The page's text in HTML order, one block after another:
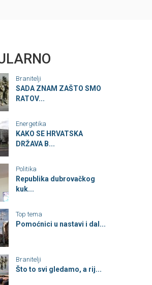
Branitelji
SADA ZNAM ZAŠTO SMO
RATOV...
Energetika
KAKO SE HRVATSKA
DRŽAVA B...
Politika
Republika dubrovačkog
kuk...
Top tema
Pomoćnici u nastavi i dal...
Branitelji
Što to svi gledamo, a rij...